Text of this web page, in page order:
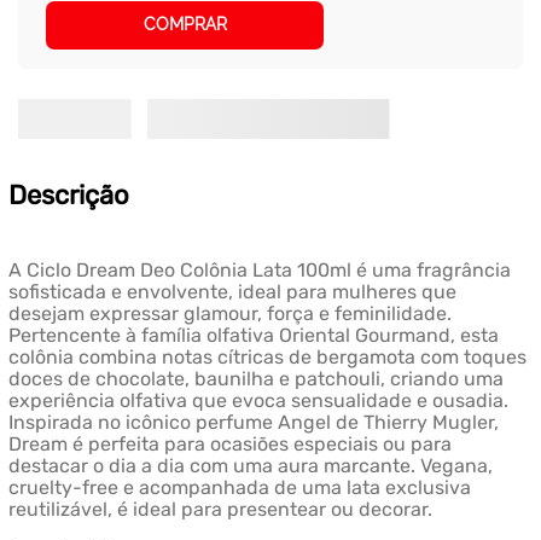
COMPRAR
Descrição
A Ciclo Dream Deo Colônia Lata 100ml é uma fragrância
sofisticada e envolvente, ideal para mulheres que
desejam expressar glamour, força e feminilidade.
Pertencente à família olfativa Oriental Gourmand, esta
colônia combina notas cítricas de bergamota com toques
doces de chocolate, baunilha e patchouli, criando uma
experiência olfativa que evoca sensualidade e ousadia.
Inspirada no icônico perfume Angel de Thierry Mugler,
Dream é perfeita para ocasiões especiais ou para
destacar o dia a dia com uma aura marcante. Vegana,
cruelty-free e acompanhada de uma lata exclusiva
reutilizável, é ideal para presentear ou decorar.